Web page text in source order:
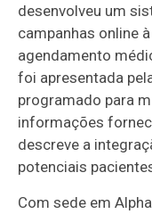
desenvolveu um
campanhas online
agendamento
foi apresentada
programado para
informações
descreve a
potenciais
Com sede em